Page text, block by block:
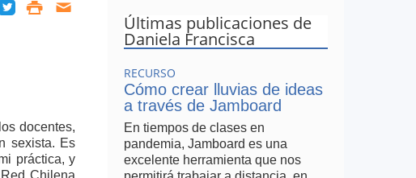
docentes,
sexista. Es
práctica, y
Chilena
Últimas publicaciones de
Daniela Francisca
RECURSO
Cómo crear lluvias de ideas
a través de Jamboard
En tiempos de clases en
pandemia, Jamboard es una
excelente herramienta que nos